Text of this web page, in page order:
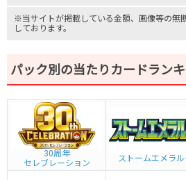
※当サイトが掲載している金額、画像等の無
しております。
パック別の当たりカードラン
30周年
セレブレーション
ストームエメラル